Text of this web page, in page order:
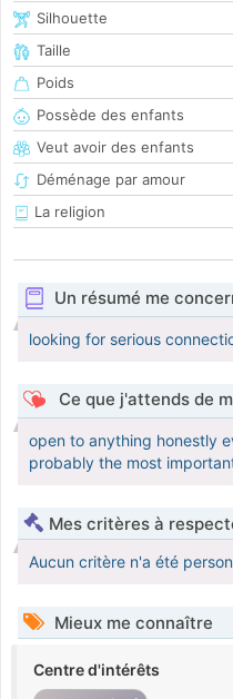
Silhouette
Taille
Poids
Possède des enfants
Veut avoir des enfants
Déménage par amour
La religion
Un résumé me
looking for serious
Ce que j'attends de
open to anything honestly
probably the most
Mes critères à
Aucun critère n'a été
Mieux me connaître
Centre d'intérêts